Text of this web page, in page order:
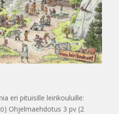
eri pituisille leirikouluille:
Ohjelmaehdotus 3 pv (2